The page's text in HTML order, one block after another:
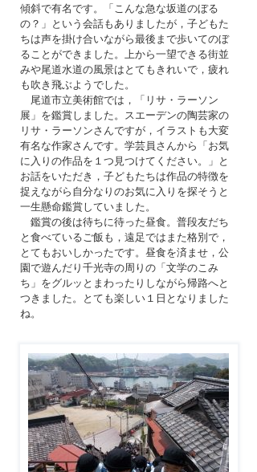
傾斜で有名です。「こんな急な坂道のぼる
の？」という会話もありましたが，子どもた
ちは声を掛け合いながら最後まで歩いてのぼ
ることができました。上から一望できる街並
みや尾道水道の風景はとてもきれいで，疲れ
も吹き飛ぶようでした。
尾道市立美術館では，「リサ・ラーソン
展」を鑑賞しました。スエーデンの陶芸家の
リサ・ラーソンさんですが，イラストも大変
有名な作家さんです。学芸員さんから「お気
に入りの作品を１つ見つけてください。」と
お話をいただき，子どもたちは作品の特徴を
捉えながら自分なりのお気に入りを探そうと
一生懸命鑑賞していました。
鑑賞の後は待ちに待った昼食。普段友だち
と食べているご飯も，遠足ではまた格別で，
とてもおいしかったです。昼食を済ませ，公
園で遊んだり千光寺の周りの「文学のこみ
ち」をグルッとまわったりしながら帰路へと
つきました。とても楽しい１日となりました
ね。